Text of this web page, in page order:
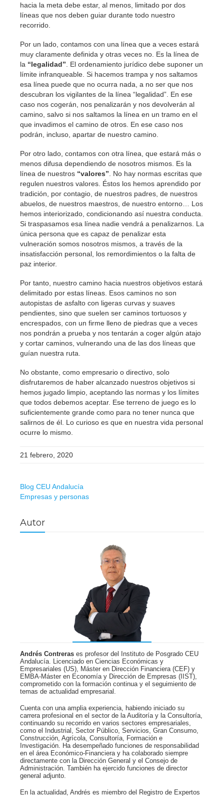
hacia la meta debe estar, al menos, limitado por dos
líneas que nos deben guiar durante todo nuestro
recorrido.
Por un lado, contamos con una línea que a veces estará
muy claramente definida y otras veces no. Es la línea de
la “legalidad” . El ordenamiento jurídico debe suponer un
límite infranqueable. Si hacemos trampa y nos saltamos
esa línea puede que no ocurra nada, a no ser que nos
descubran los vigilantes de la línea “legalidad”. En ese
caso nos cogerán, nos penalizarán y nos devolverán al
camino, salvo si nos saltamos la línea en un tramo en el
que invadimos el camino de otros. En ese caso nos
podrán, incluso, apartar de nuestro camino.
Por otro lado, contamos con otra línea, que estará más o
menos difusa dependiendo de nosotros mismos. Es la
línea de nuestros “valores” . No hay normas escritas que
regulen nuestros valores. Éstos los hemos aprendido por
tradición, por contagio, de nuestros padres, de nuestros
abuelos, de nuestros maestros, de nuestro entorno… Los
hemos interiorizado, condicionando así nuestra conducta.
Si traspasamos esa línea nadie vendrá a penalizarnos. La
única persona que es capaz de penalizar esta
vulneración somos nosotros mismos, a través de la
insatisfacción personal, los remordimientos o la falta de
paz interior.
Por tanto, nuestro camino hacia nuestros objetivos estará
delimitado por estas líneas. Esos caminos no son
autopistas de asfalto con ligeras curvas y suaves
pendientes, sino que suelen ser caminos tortuosos y
encrespados, con un firme lleno de piedras que a veces
nos pondrán a prueba y nos tentarán a coger algún atajo
y cortar caminos, vulnerando una de las dos líneas que
guían nuestra ruta.
No obstante, como empresario o directivo, solo
disfrutaremos de haber alcanzado nuestros objetivos si
hemos jugado limpio, aceptando las normas y los límites
que todos debemos aceptar. Ese terreno de juego es lo
suficientemente grande como para no tener nunca que
salirnos de él. Lo curioso es que en nuestra vida personal
ocurre lo mismo.
21 febrero, 2020
Blog CEU Andalucía
Empresas y personas
Autor
Andrés Contreras es profesor del Instituto de Posgrado CEU
Andalucía. Licenciado en Ciencias Económicas y
Empresariales (US), Máster en Dirección Financiera (CEF) y
EMBA-Máster en Economía y Dirección de Empresas (IIST),
comprometido con la formación continua y el seguimiento de
temas de actualidad empresarial.
Cuenta con una amplia experiencia, habiendo iniciado su
carrera profesional en el sector de la Auditoría y la Consultoría,
continuando su recorrido en varios sectores empresariales,
como el Industrial, Sector Público, Servicios, Gran Consumo,
Construcción, Agrícola, Consultoría, Formación e
Investigación. Ha desempeñado funciones de responsabilidad
en el área Económico-Financiera y ha colaborado siempre
directamente con la Dirección General y el Consejo de
Administración. También ha ejercido funciones de director
general adjunto.
En la actualidad, Andrés es miembro del Registro de Expertos